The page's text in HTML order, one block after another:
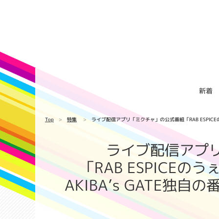
新着
Top 特集 ライブ配信アプリ「ミクチャ」の公式番組「RAB
ライブ配信アプ
「RAB ESPICEの
AKIBA’s GATE独自の